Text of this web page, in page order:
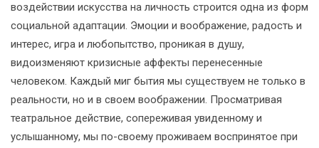
воздействии искусства на личность строится одна из форм
социальной адаптации. Эмоции и воображение, радость и
интерес, игра и любопытство, проникая в душу,
видоизменяют кризисные аффекты перенесенные
человеком. Каждый миг бытия мы существуем не только в
реальности, но и в своем воображении. Просматривая
театральное действие, сопереживая увиденному и
услышанному, мы по-своему проживаем воспринятое при